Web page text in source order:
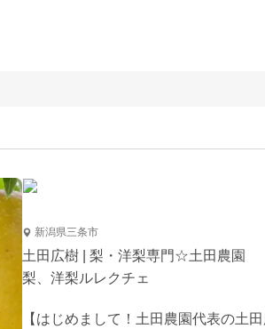
新潟県三条市
土田広樹 | 梨・洋梨専門☆土田農園
梨、洋梨ルレクチェ
【はじめまして！土田農園代表の土